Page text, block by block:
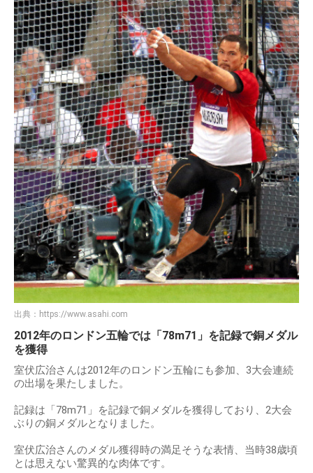
出典： https://www.asahi.com
2012年のロンドン五輪では「78m71」を記録で銅メダル
を獲得
室伏広治さんは2012年のロンドン五輪にも参加、3大会連続
の出場を果たしました。
記録は「78m71」を記録で銅メダルを獲得しており、2大会
ぶりの銅メダルとなりました。
室伏広治さんのメダル獲得時の満足そうな表情、当時38歳頃
とは思えない驚異的な肉体です。